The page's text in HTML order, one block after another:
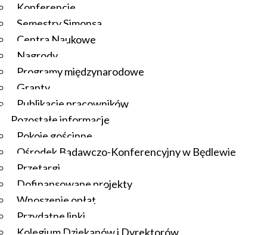
Konferencje
Semestry Simonsa
Centra Naukowe
Nagrody
Programy międzynarodowe
Granty
Publikacje pracowników
Pozostałe informacje
Pokoje gościnne
Ośrodek Badawczo-Konferencyjny w Będlewie
Przetargi
Dofinansowane projekty
Wnoszenie opłat
Przydatne linki
Kolegium Dziekanów i Dyrektorów